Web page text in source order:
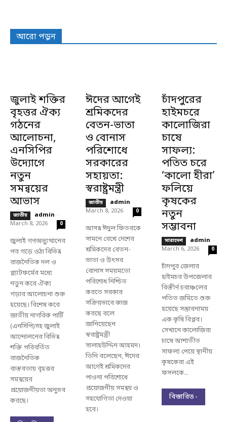
আরো পড়ুন
জুলাই শক্তির
বৃহত্তর ঐক্য
গঠনের
আলোচনা,
এনসিপির
উদ্যোগে
নতুন
সমন্বয়ের
আভাস
জাতীয় admin -
March 8, 2026
0
জুলাই গণঅভ্যুত্থানের
পর গড়ে ওঠা বিভিন্ন
রাজনৈতিক দল ও
প্ল্যাটফর্মের মধ্যে
নতুন করে ঐক্য
গড়ার আলোচনা শুরু
হয়েছে। বিশেষ করে
জাতীয় নাগরিক পার্টি
(এনসিপি)সহ জুলাই
আন্দোলনের বিভিন্ন
শক্তি পরিবর্তিত
রাজনৈতিক
বাস্তবতায় বৃহত্তর
সমন্বয়ের
প্রয়োজনীয়তা অনুভব
করছে।
ঈদের আগেই
শ্রমিকদের
বেতন-ভাতা
ও বোনাস
পরিশোধে
সরকারের
সহায়তা:
স্বরাষ্ট্রমন্ত্রী
জাতীয় admin -
March 8, 2026
0
আসন্ন ঈদুল ফিতরকে
সামনে রেখে দেশের
শ্রমিকদের বেতন-
ভাতা ও উৎসব
বোনাস সময়মতো
পরিশোধ নিশ্চিত
করতে সরকার
সক্রিয়ভাবে কাজ
করছে বলে
জানিয়েছেন
স্বরাষ্ট্রমন্ত্রী
সালাহউদ্দিন আহমদ।
তিনি বলেছেন, ঈদের
আগেই শ্রমিকদের
পাওনা পরিশোধে
প্রয়োজনীয় সমন্বয় ও
সহযোগিতা দেওয়া
হবে।
চাঁদপুরের
হাইমচরে
কালোজিরা
চাষে
সাফল্য:
পতিত চরে
‘কালো হীরা’
ফলিয়ে
কৃষকের
নতুন
সম্ভাবনা
সারাদেশ admin -
March 6, 2026
0
চাঁদপুর জেলার
হাইমচর উপজেলার
বিস্তীর্ণ চরাঞ্চলের
পতিত জমিতে শুরু
হয়েছে সম্ভাবনাময়
এক কৃষি বিপ্লব।
সেখানে কালোজিরা
চাষে আশাতীত
সাফল্য পেয়ে স্থানীয়
কৃষকেরা এই
ফসলকে...
বিস্তারিত -